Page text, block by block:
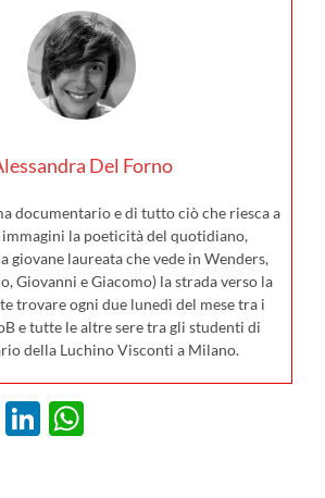
Del Forno
documentario e di tutto ciò che riesca a
la poeticità del quotidiano,
giovane laureata che vede in Wenders,
Giovanni e Giacomo) la strada verso la
trovare ogni due lunedì del mese tra i
e tutte le altre sere tra gli studenti di
della Luchino Visconti a Milano.
Pinterest
LinkedIn